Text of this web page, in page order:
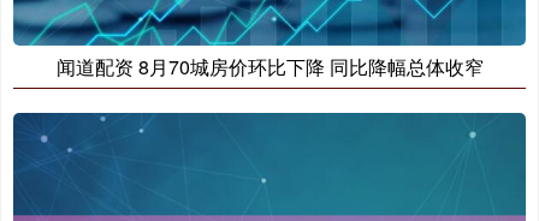
闻道配资 8月70城房价环比下降 同比降幅总体收窄